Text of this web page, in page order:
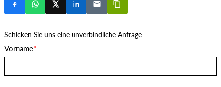
Schicken Sie uns eine unverbindliche Anfrage
Vorname*